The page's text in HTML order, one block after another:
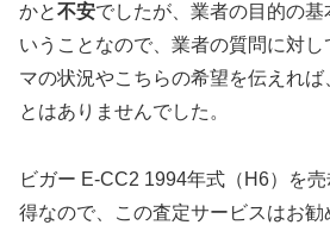
かと不安でしたが、業者の目的の
いうことなので、業者の質問に対
マの状況やこちらの希望を伝えれば
とはありませんでした。
ビガー E-CC2 1994年式（H6）を
得なので、この査定サービスはお勧